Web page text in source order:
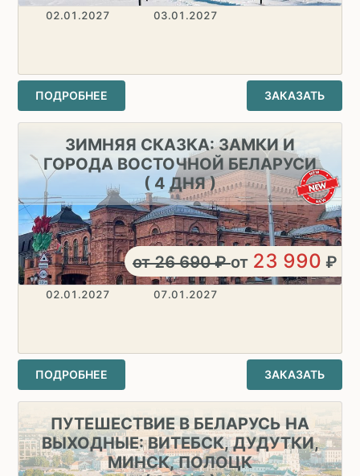
02.01.2027 03.01.2027
ПОДРОБНЕЕ ЗАКАЗАТЬ
ЗИМНЯЯ СКАЗКА: ЗАМКИ И
ГОРОДА ВОСТОЧНОЙ БЕЛАРУСИ
( 4 ДНЯ )
от26 690₽от 23 990 ₽
02.01.2027 07.01.2027
ПОДРОБНЕЕ ЗАКАЗАТЬ
ПУТЕШЕСТВИЕ В БЕЛАРУСЬ НА
ВЫХОДНЫЕ: ВИТЕБСК, ДУДУТКИ,
МИНСК, ПОЛОЦК